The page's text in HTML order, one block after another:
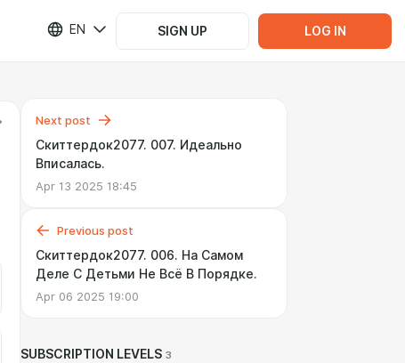
EN SIGN UP LOG IN
Next post
Скиттердок2077. 007. Идеально
Вписалась.
Apr 13 2025 18:45
Previous post
Скиттердок2077. 006. На Самом
Деле С Детьми Не Всё В Порядке.
Apr 06 2025 19:00
SUBSCRIPTION LEVELS 3